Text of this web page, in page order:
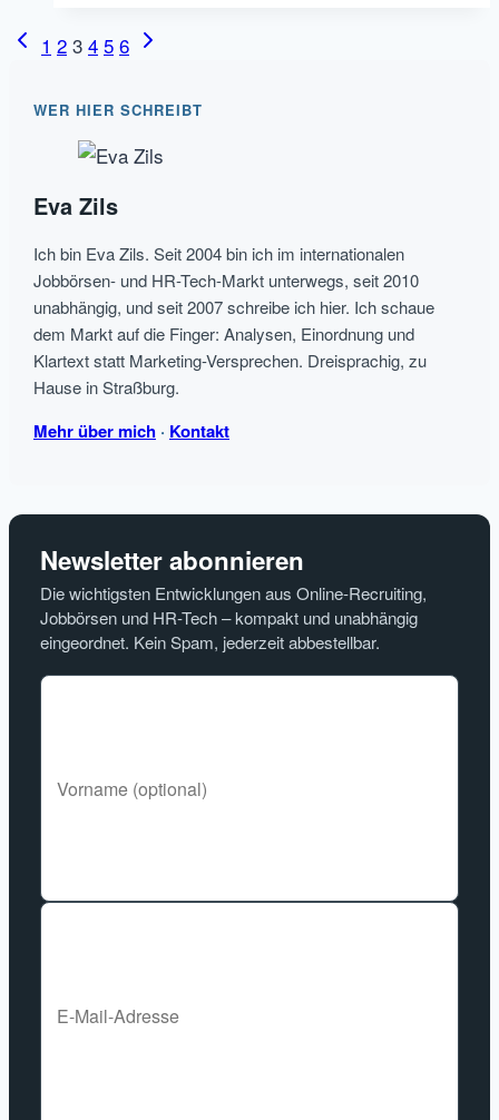
Jobboardfinder
Seitennavigation
Vorherige
1 2 3 4 5 6 Nächste
WER HIER SCHREIBT
Eva Zils
Ich bin Eva Zils. Seit 2004 bin ich im internationalen
Jobbörsen- und HR-Tech-Markt unterwegs, seit 2010
unabhängig, und seit 2007 schreibe ich hier. Ich schaue
dem Markt auf die Finger: Analysen, Einordnung und
Klartext statt Marketing-Versprechen. Dreisprachig, zu
Hause in Straßburg.
Mehr über mich · Kontakt
Newsletter abonnieren
Die wichtigsten Entwicklungen aus Online-Recruiting,
Jobbörsen und HR-Tech – kompakt und unabhängig
eingeordnet. Kein Spam, jederzeit abbestellbar.